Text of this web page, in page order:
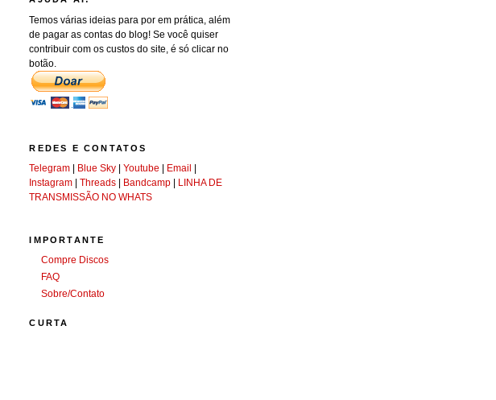
Temos várias ideias para por em prática, além
de pagar as contas do blog! Se você quiser
contribuir com os custos do site, é só clicar no
botão.
REDES E CONTATOS
Telegram | Blue Sky |Youtube | Email |
Instagram |Threads | Bandcamp | LINHA DE
TRANSMISSÃO NO WHATS
IMPORTANTE
Compre Discos
FAQ
Sobre/Contato
CURTA